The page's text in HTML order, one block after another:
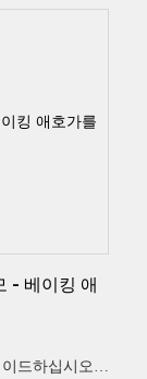
- 베이킹 애
드하십시오!